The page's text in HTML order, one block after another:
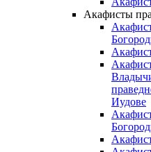
Акафисты
Иудове